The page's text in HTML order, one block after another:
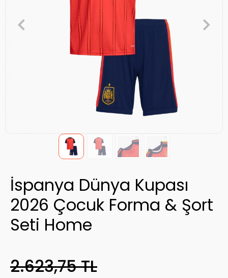
İspanya Dünya Kupası
2026 Çocuk Forma & Şort
Seti Home
2.623,75 TL